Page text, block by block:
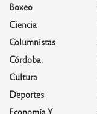
Boxeo
Ciencia
Columnistas
Córdoba
Cultura
Deportes
Economía Y